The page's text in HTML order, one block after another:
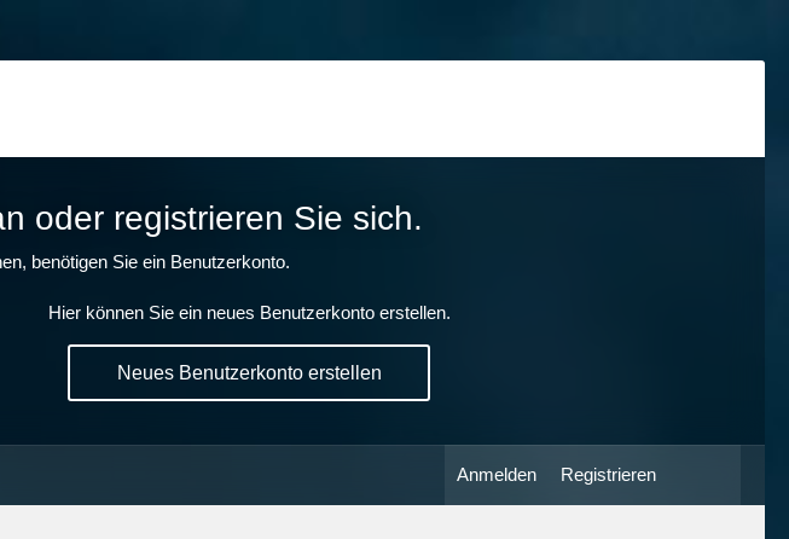
oder registrieren Sie sich.
benötigen Sie ein Benutzerkonto.
Hier können Sie ein neues Benutzerkonto erstellen.
Neues Benutzerkonto erstellen
Anmelden Registrieren